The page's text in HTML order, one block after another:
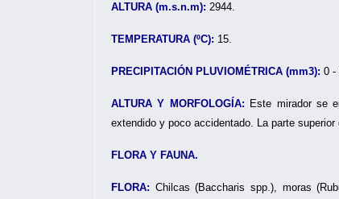
ALTURA (m.s.n.m): 2944.
TEMPERATURA (ºC): 15.
PRECIPITACIÓN PLUVIOMÉTRICA (mm3): 0 -
ALTURA Y MORFOLOGÍA: Este mirador se
extendido y poco accidentado. La parte
FLORA Y FAUNA.
FLORA: Chilcas (Baccharis spp.), moras